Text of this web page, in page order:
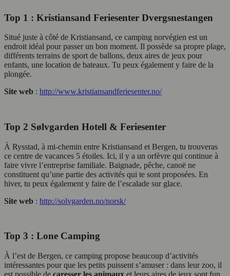
Top 1 : Kristiansand Feriesenter Dvergsnestangen
Situé juste à côté de Kristiansand, ce camping norvégien est un
endroit idéal pour passer un bon moment. Il possède sa propre plage,
différents terrains de sport de ballons, deux aires de jeux pour
enfants, une location de bateaux. Tu peux également y faire de la
plongée.
Site web : http://www.kristiansandferiesenter.no/
Top 2 Sølvgarden Hotell & Feriesenter
À Rysstad, à mi-chemin entre Kristiansand et Bergen, tu trouveras
ce centre de vacances 5 étoiles. Ici, il y a un orfèvre qui continue à
faire vivre l’entreprise familiale. Baignade, pêche, canoë ne
constituent qu’une partie des activités qui te sont proposées. En
hiver, tu peux également y faire de l’escalade sur glace.
Site web : http://solvgarden.no/norsk/
Top 3 : Lone Camping
À l’est de Bergen, ce camping propose beaucoup d’activités
intéressantes pour que les petits puissent s’amuser : dans leur zoo, il